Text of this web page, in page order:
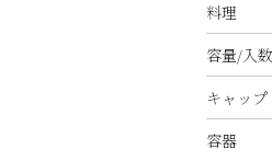
料理
容量/入数
キャップ
容器